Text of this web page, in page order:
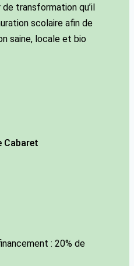
transformation qu’il
scolaire afin de
saine, locale et bio
Cabaret
: 20% de